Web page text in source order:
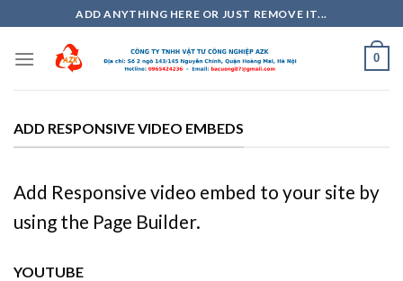
to
content
ADD ANYTHING HERE OR JUST REMOVE IT...
0
ADD RESPONSIVE VIDEO EMBEDS
Add Responsive video embed to your site by
using the Page Builder.
YOUTUBE